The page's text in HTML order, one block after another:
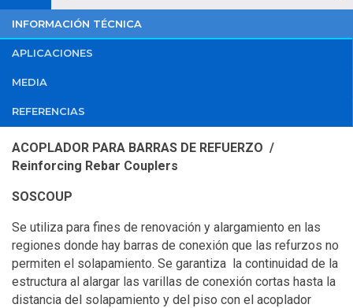
SOSCOUP.
INFORMACIÓN TÉCNICA
APLICACIONES
MEDIA
REFERENCIAS
ACOPLADOR PARA BARRAS DE REFUERZO /
Reinforcing Rebar Couplers
SOSCOUP
Se utiliza para fines de renovación y alargamiento en las
regiones donde hay barras de conexión que las refurzos no
permiten el solapamiento. Se garantiza la continuidad de la
estructura al alargar las varillas de conexión cortas hasta la
distancia del solapamiento y del piso con el acoplador